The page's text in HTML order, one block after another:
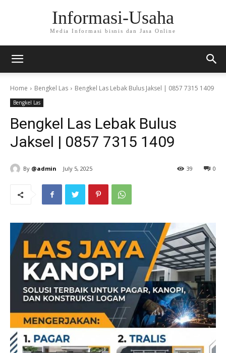
Informasi-Usaha
Media Informasi bisnis dan Jasa Online
Home Bengkel Las Bengkel Las Lebak Bulus Jaksel | 0857 7315 1409
Bengkel Las
Bengkel Las Lebak Bulus
Jaksel | 0857 7315 1409
By @admin July 5, 2025 0
39